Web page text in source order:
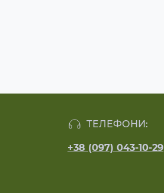
ТЕЛЕФОНИ:
+38 (097) 043-10-29